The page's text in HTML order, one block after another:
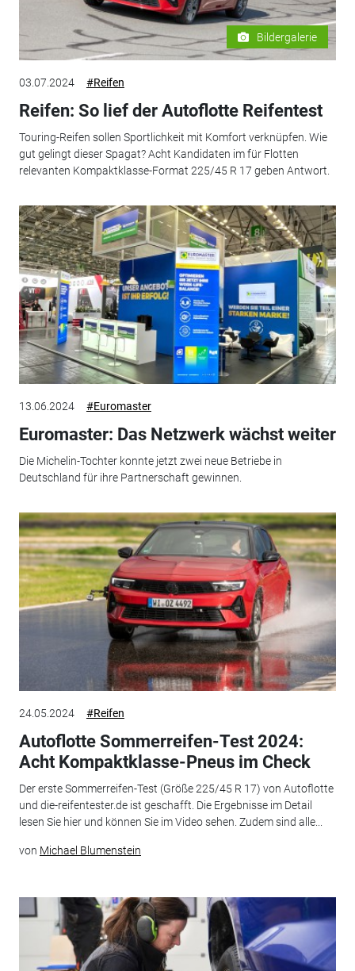
Bildergalerie
03.07.2024 #Reifen
Reifen: So lief der Autoflotte Reifentest
Touring-Reifen sollen Sportlichkeit mit Komfort verknüpfen. Wie
gut gelingt dieser Spagat? Acht Kandidaten im für Flotten
relevanten Kompaktklasse-Format 225/45 R 17 geben Antwort.
13.06.2024 #Euromaster
Euromaster: Das Netzwerk wächst weiter
Die Michelin-Tochter konnte jetzt zwei neue Betriebe in
Deutschland für ihre Partnerschaft gewinnen.
24.05.2024 #Reifen
Autoflotte Sommerreifen-Test 2024:
Acht Kompaktklasse-Pneus im Check
Der erste Sommerreifen-Test (Größe 225/45 R 17) von Autoflotte
und die-reifentester.de ist geschafft. Die Ergebnisse im Detail
lesen Sie hier und können Sie im Video sehen. Zudem sind alle...
von Michael Blumenstein